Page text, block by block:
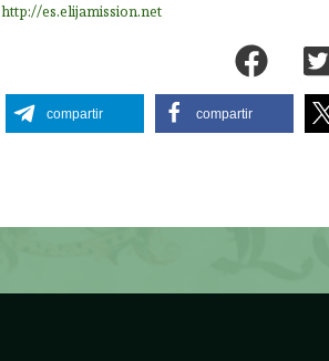
http://es.elijamission.net
compartir compartir